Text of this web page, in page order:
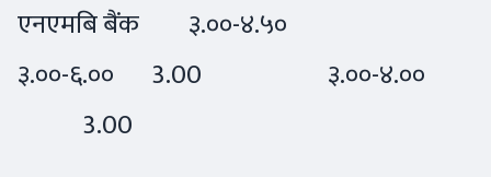
एनएमबि बैंक ३.००-४.५०
३.००-६.०० 3.00 ३.००-४.००
3.00